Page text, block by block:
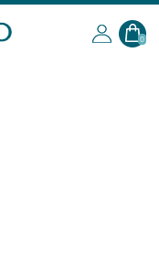
FR
0